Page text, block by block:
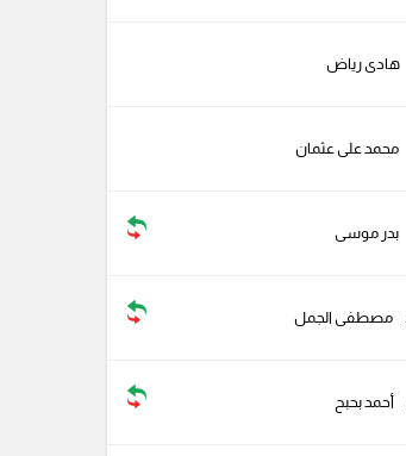
هادى رياض
محمد على عثمان
بدر موسى
مصطفى الجمل
أحمد بحبح